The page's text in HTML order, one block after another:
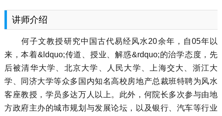
讲师介绍
何子文教授研究中国古代易经风水20余年，自05年以
来，本着&ldquo;传道、授业、解惑&rdquo;的治学态度，先
后被清华大学、北京大学、人民大学、上海交大、浙江大
学、同济大学等众多国内知名高校房地产总裁班特聘为风水
客座教授，学员多达万人以上。此外，何院长多次参与由地
方政府主办的城市规划与发展论坛，以及银行、汽车等行业